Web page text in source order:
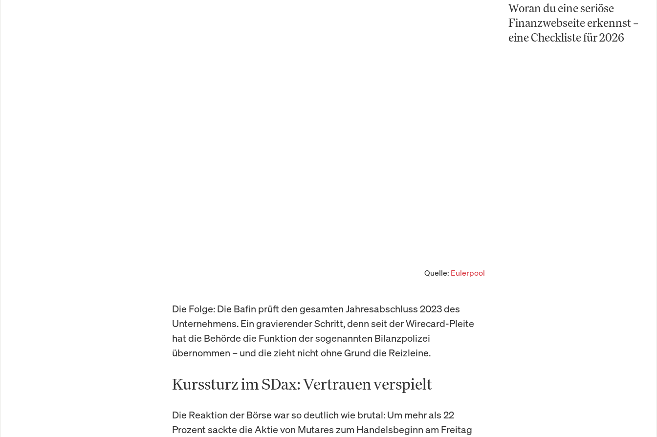
Quelle: Eulerpool
Die Folge: Die Bafin prüft den gesamten Jahresabschluss 2023 des
Unternehmens. Ein gravierender Schritt, denn seit der Wirecard-Pleite
hat die Behörde die Funktion der sogenannten Bilanzpolizei
übernommen – und die zieht nicht ohne Grund die Reizleine.
Kurssturz im SDax: Vertrauen verspielt
Die Reaktion der Börse war so deutlich wie brutal: Um mehr als 22
Prozent sackte die Aktie von Mutares zum Handelsbeginn am Freitag
Woran du eine seriöse
Finanzwebseite erkennst –
eine Checkliste für 2026